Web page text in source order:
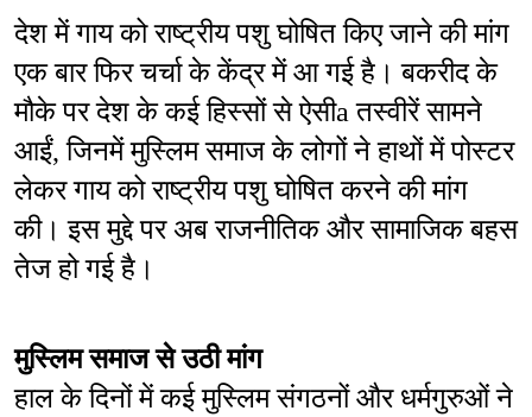
देश में गाय को राष्ट्रीय पशु घोषित किए जाने की मांग
एक बार फिर चर्चा के केंद्र में आ गई है। बकरीद के
मौके पर देश के कई हिस्सों से ऐसीa तस्वीरें सामने
आईं, जिनमें मुस्लिम समाज के लोगों ने हाथों में पोस्टर
लेकर गाय को राष्ट्रीय पशु घोषित करने की मांग
की। इस मुद्दे पर अब राजनीतिक और सामाजिक बहस
तेज हो गई है।
मुस्लिम समाज से उठी मांग
हाल के दिनों में कई मुस्लिम संगठनों और धर्मगुरुओं ने